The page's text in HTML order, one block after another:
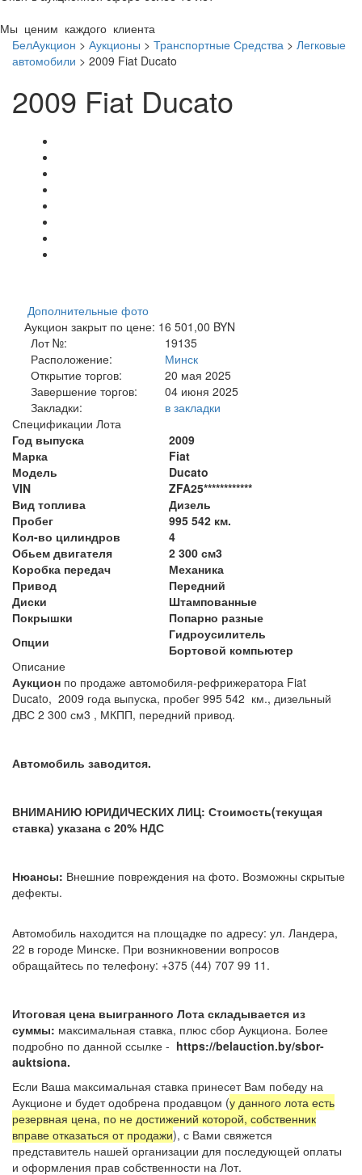
Мы ценим каждого клиента
БелАукцион > Аукционы > Транспортные Средства > Легковые
автомобили > 2009 Fiat Ducato
2009 Fiat Ducato
Дополнительные фото
Аукцион закрыт по цене: 16 501,00 BYN
Лот №:
19135
Расположение:
Минск
Открытие торгов:
20 мая 2025
Завершение торгов:
04 июня 2025
Закладки:
в закладки
Спецификации Лота
Год выпуска
2009
Марка
Fiat
Модель
Ducato
VIN
ZFA25************
Вид топлива
Дизель
Пробег
995 542 км.
Кол-во цилиндров
4
Обьем двигателя
2 300 см3
Коробка передач
Механика
Привод
Передний
Диски
Штампованные
Покрышки
Попарно разные
Опции
Гидроусилитель
Бортовой компьютер
Описание
Аукцион по продаже автомобиля-рефрижератора Fiat
Ducato, 2009 года выпуска, пробег 995 542 км., дизельный
ДВС 2 300 см3 , МКПП, передний привод.
Автомобиль заводится.
ВНИМАНИЮ ЮРИДИЧЕСКИХ ЛИЦ: Стоимость(текущая
ставка) указана с 20% НДС
Нюансы: Внешние повреждения на фото. Возможны скрытые
дефекты.
Автомобиль находится на площадке по адресу: ул. Ландера,
22 в городе Минске. При возникновении вопросов
обращайтесь по телефону: +375 (44) 707 99 11.
Итоговая цена выигранного Лота складывается из
суммы: максимальная ставка, плюс сбор Аукциона. Более
подробно по данной ссылке - https://belauction.by/sbor-
auktsiona.
Если Ваша максимальная ставка принесет Вам победу на
Аукционе и будет одобрена продавцом (у данного лота есть
резервная цена, по не достижений которой, собственник
вправе отказаться от продажи), с Вами свяжется
представитель нашей организации для последующей оплаты
и оформления прав собственности на Лот.